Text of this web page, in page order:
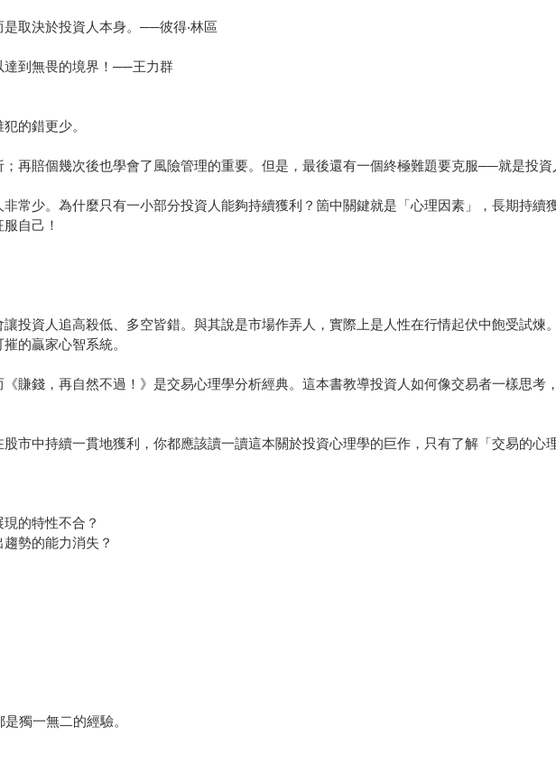
取決於投資人本身。──彼得‧林區
達到無畏的境界！──王力群
的錯更少。
再賠個幾次後也學會了風險管理的重要。但是，最後還有一個終極難題要克服──就是投資
常少。為什麼只有一小部分投資人能夠持續獲利？箇中關鍵就是「心理因素」，長期持續
自己！
投資人追高殺低、多空皆錯。與其說是市場作弄人，實際上是人性在行情起伏中飽受試煉
的贏家心智系統。
賺錢，再自然不過！》是交易心理學分析經典。這本書教導投資人如何像交易者一樣思考
市中持續一貫地獲利，你都應該讀一讀這本關於投資心理學的巨作，只有了解「交易的心
的特性不合？
勢的能力消失？
獨一無二的經驗。